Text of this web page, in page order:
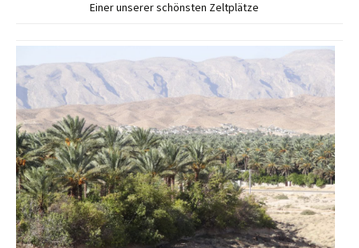
Einer unserer schönsten Zeltplätze